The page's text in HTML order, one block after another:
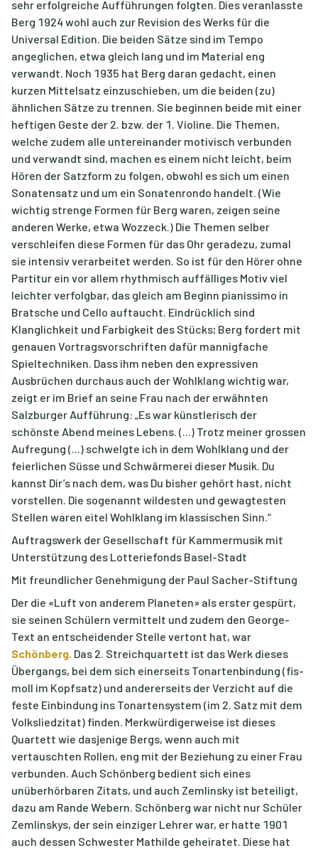
sehr erfolgreiche Aufführungen folgten. Dies veranlasste
Berg 1924 wohl auch zur Revision des Werks für die
Universal Edition. Die beiden Sätze sind im Tempo
angeglichen, etwa gleich lang und im Material eng
verwandt. Noch 1935 hat Berg daran gedacht, einen
kurzen Mittelsatz einzuschieben, um die beiden (zu)
ähnlichen Sätze zu trennen. Sie beginnen beide mit einer
heftigen Geste der 2. bzw. der 1. Violine. Die Themen,
welche zudem alle untereinander motivisch verbunden
und verwandt sind, machen es einem nicht leicht, beim
Hören der Satzform zu folgen, obwohl es sich um einen
Sonatensatz und um ein Sonatenrondo handelt. (Wie
wichtig strenge Formen für Berg waren, zeigen seine
anderen Werke, etwa Wozzeck.) Die Themen selber
verschleifen diese Formen für das Ohr geradezu, zumal
sie intensiv verarbeitet werden. So ist für den Hörer ohne
Partitur ein vor allem rhythmisch auffälliges Motiv viel
leichter verfolgbar, das gleich am Beginn pianissimo in
Bratsche und Cello auftaucht. Eindrücklich sind
Klanglichkeit und Farbigkeit des Stücks; Berg fordert mit
genauen Vortragsvorschriften dafür mannigfache
Spieltechniken. Dass ihm neben den expressiven
Ausbrüchen durchaus auch der Wohlklang wichtig war,
zeigt er im Brief an seine Frau nach der erwähnten
Salzburger Aufführung: „Es war künstlerisch der
schönste Abend meines Lebens. (...) Trotz meiner grossen
Aufregung (...) schwelgte ich in dem Wohlklang und der
feierlichen Süsse und Schwärmerei dieser Musik. Du
kannst Dir’s nach dem, was Du bisher gehört hast, nicht
vorstellen. Die sogenannt wildesten und gewagtesten
Stellen waren eitel Wohlklang im klassischen Sinn.“
Auftragswerk der Gesellschaft für Kammermusik mit
Unterstützung des Lotteriefonds Basel-Stadt
Mit freundlicher Genehmigung der Paul Sacher-Stiftung
Der die «Luft von anderem Planeten» als erster gespürt,
sie seinen Schülern vermittelt und zudem den George-
Text an entscheidender Stelle vertont hat, war
Schönberg . Das 2. Streichquartett ist das Werk dieses
Übergangs, bei dem sich einerseits Tonartenbindung (fis-
moll im Kopfsatz) und andererseits der Verzicht auf die
feste Einbindung ins Tonartensystem (im 2. Satz mit dem
Volksliedzitat) finden. Merkwürdigerweise ist dieses
Quartett wie dasjenige Bergs, wenn auch mit
vertauschten Rollen, eng mit der Beziehung zu einer Frau
verbunden. Auch Schönberg bedient sich eines
unüberhörbaren Zitats, und auch Zemlinsky ist beteiligt,
dazu am Rande Webern. Schönberg war nicht nur Schüler
Zemlinskys, der sein einziger Lehrer war, er hatte 1901
auch dessen Schwester Mathilde geheiratet. Diese hat